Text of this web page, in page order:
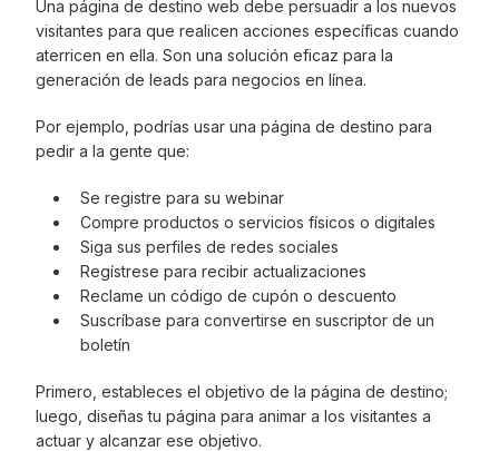
Una página de destino web debe persuadir a los nuevos
visitantes para que realicen acciones específicas cuando
aterricen en ella. Son una solución eficaz para la
generación de leads para negocios en línea.
Por ejemplo, podrías usar una página de destino para
pedir a la gente que:
Se registre para su webinar
Compre productos o servicios físicos o digitales
Siga sus perfiles de redes sociales
Regístrese para recibir actualizaciones
Reclame un código de cupón o descuento
Suscríbase para convertirse en suscriptor de un
boletín
Primero, estableces el objetivo de la página de destino;
luego, diseñas tu página para animar a los visitantes a
actuar y alcanzar ese objetivo.